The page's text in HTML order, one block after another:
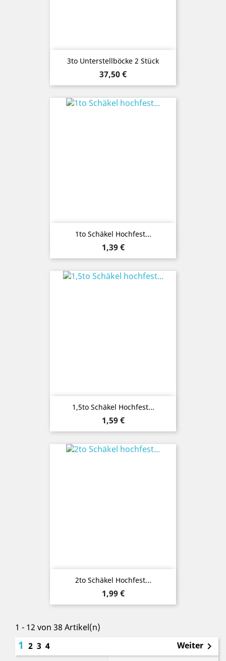
3to Unterstellböcke 2 Stück
Preis
37,50 €
1to Schäkel Hochfest...
Preis
1,39 €
1,5to Schäkel Hochfest...
Preis
1,59 €
2to Schäkel Hochfest...
Preis
1,99 €
1 - 12 von 38 Artikel(n)
1 2 3 4 Weiter 